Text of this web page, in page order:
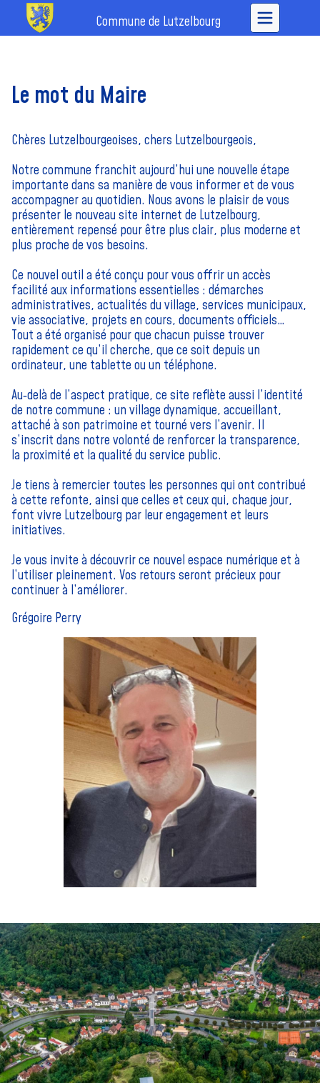
Commune de Lutzelbourg
Le mot du Maire
Chères Lutzelbourgeoises, chers Lutzelbourgeois,
Notre commune franchit aujourd’hui une nouvelle étape
importante dans sa manière de vous informer et de vous
accompagner au quotidien. Nous avons le plaisir de vous
présenter le nouveau site internet de Lutzelbourg,
entièrement repensé pour être plus clair, plus moderne et
plus proche de vos besoins.
Ce nouvel outil a été conçu pour vous offrir un accès
facilité aux informations essentielles : démarches
administratives, actualités du village, services municipaux,
vie associative, projets en cours, documents officiels…
Tout a été organisé pour que chacun puisse trouver
rapidement ce qu’il cherche, que ce soit depuis un
ordinateur, une tablette ou un téléphone.
Au‑delà de l’aspect pratique, ce site reflète aussi l’identité
de notre commune : un village dynamique, accueillant,
attaché à son patrimoine et tourné vers l’avenir. Il
s’inscrit dans notre volonté de renforcer la transparence,
la proximité et la qualité du service public.
Je tiens à remercier toutes les personnes qui ont contribué
à cette refonte, ainsi que celles et ceux qui, chaque jour,
font vivre Lutzelbourg par leur engagement et leurs
initiatives.
Je vous invite à découvrir ce nouvel espace numérique et à
l’utiliser pleinement. Vos retours seront précieux pour
continuer à l’améliorer.
Grégoire Perry